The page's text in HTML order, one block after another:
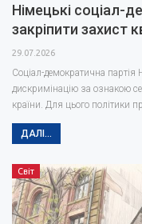
Німецькі соціал-
закріпити захист
29.07.2026
Соціал-демократична
дискримінацію за ознакою
країни. Для цього політики
ДАЛІ...
Світ